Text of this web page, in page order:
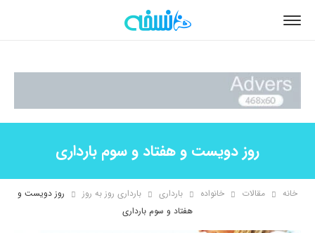
روز دویست و هفتاد و سوم بارداری
خانه مقالات خانواده بارداری بارداری روز به روز
روز دویست و
هفتاد و سوم بارداری